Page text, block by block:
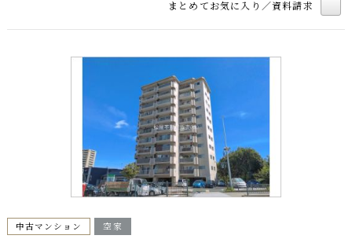
まとめてお気に入り／資料請求
中古マンション 空家